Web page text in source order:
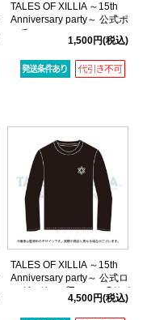
TALES OF XILLIA ～15th
Anniversary party～ 公式ポ
ーチ
1,500円(税込)
TALES OF XILLIA ～15th
Anniversary party～ 公式ロ
ングスリーブTシャツ Sサイ
4,500円(税込)